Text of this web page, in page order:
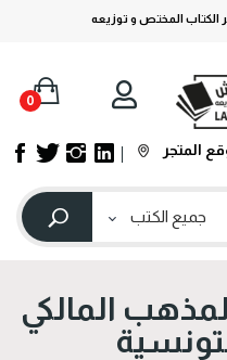
المختص و توزيعه
0
المتجر
المالكي